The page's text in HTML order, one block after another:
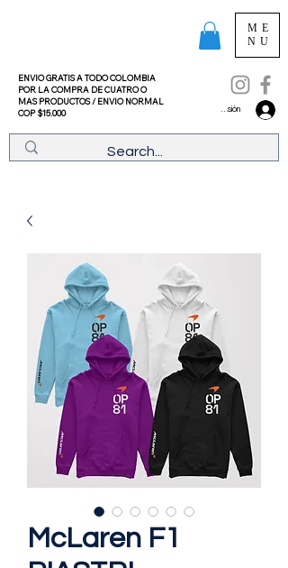
ENVIO GRATIS A TODO COLOMBIA
POR LA COMPRA DE CUATRO O
MAS PRODUCTOS / ENVIO NORMAL
COP $15.000
ME
NU
Iniciar sesión
McLaren F1